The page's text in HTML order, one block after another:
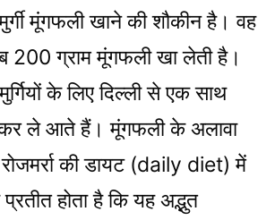
मूंगफली खाने की शौकीन है। वह
200 ग्राम मूंगफली खा लेती है।
के लिए दिल्ली से एक साथ
ले आते हैं। मूंगफली के अलावा
की डायट (daily diet) में
होता है कि यह अद्भुत